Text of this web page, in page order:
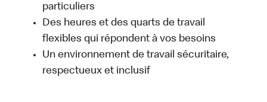
particuliers
Des heures et des quarts de travail
flexibles qui répondent à vos besoins
Un environnement de travail sécuritaire,
respectueux et inclusif